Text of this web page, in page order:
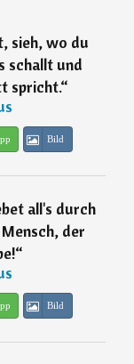
sieh, wo du
schallt und
spricht.“
Bild
all's durch
der
“
Bild